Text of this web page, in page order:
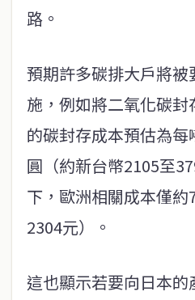
路。
預期許多碳排大戶將
施，例如將二氧化碳
的碳封存成本預估為每
圓（約新台幣2105至
下，歐洲相關成本僅
2304元）。
這也顯示若要向日本